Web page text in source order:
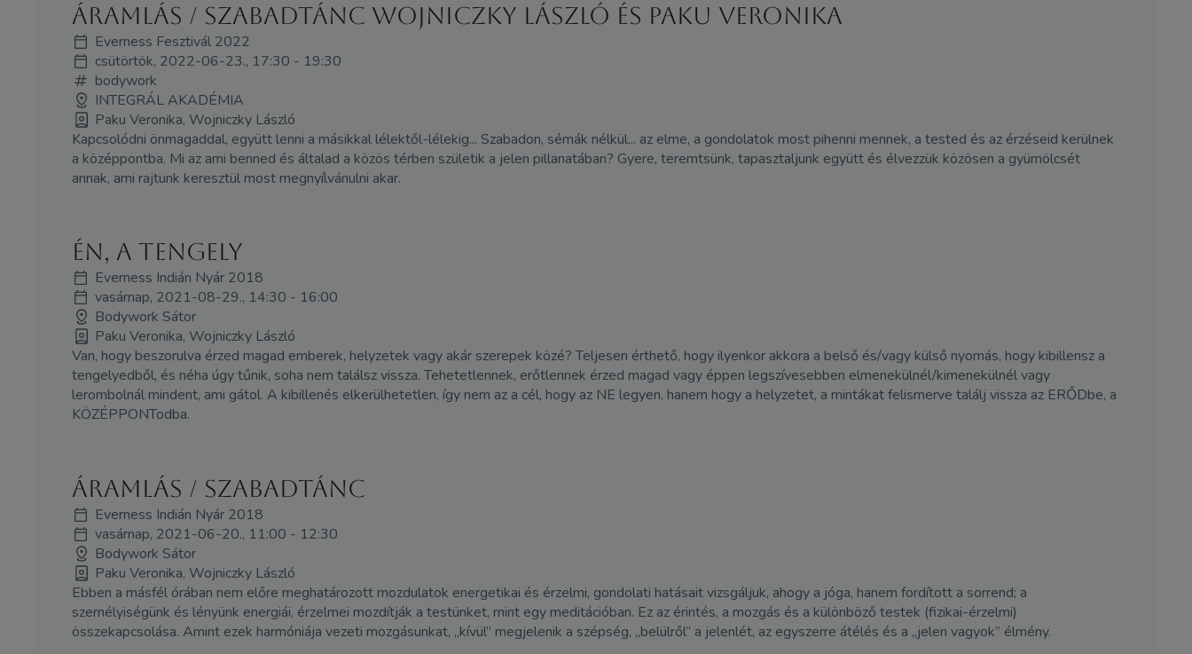
Áramlás / Szabadtánc Wojniczky László és Paku Veronika
Everness Fesztivál 2022
csütörtök, 2022-06-23., 17:30 - 19:30
bodywork
INTEGRÁL AKADÉMIA
Paku Veronika, Wojniczky László
Kapcsolódni önmagaddal, együtt lenni a másikkal lélektől-lélekig... Szabadon, sémák nélkül... az elme, a gondolatok most pihenni mennek, a tested és az érzéseid kerülnek
a középpontba. Mi az ami benned és általad a közös térben születik a jelen pillanatában? Gyere, teremtsünk, tapasztaljunk együtt és élvezzük közösen a gyümölcsét
annak, ami rajtunk keresztül most megnyílvánulni akar.
Én, a tengely
Everness Indián Nyár 2018
vasárnap, 2021-08-29., 14:30 - 16:00
Bodywork Sátor
Paku Veronika, Wojniczky László
Van, hogy beszorulva érzed magad emberek, helyzetek vagy akár szerepek közé? Teljesen érthető, hogy ilyenkor akkora a belső és/vagy külső nyomás, hogy kibillensz a
tengelyedből, és néha úgy tűnik, soha nem találsz vissza. Tehetetlennek, erőtlennek érzed magad vagy éppen legszívesebben elmenekülnél/kimenekülnél vagy
lerombolnál mindent, ami gátol. A kibillenés elkerülhetetlen, így nem az a cél, hogy az NE legyen, hanem hogy a helyzetet, a mintákat felismerve találj vissza az ERŐDbe, a
KÖZÉPPONTodba.
Áramlás / Szabadtánc
Everness Indián Nyár 2018
vasárnap, 2021-06-20., 11:00 - 12:30
Bodywork Sátor
Paku Veronika, Wojniczky László
Ebben a másfél órában nem előre meghatározott mozdulatok energetikai és érzelmi, gondolati hatásait vizsgáljuk, ahogy a jóga, hanem fordított a sorrend; a
személyiségünk és lényünk energiái, érzelmei mozdítják a testünket, mint egy meditációban. Ez az érintés, a mozgás és a különböző testek (fizikai-érzelmi)
összekapcsolása. Amint ezek harmóniája vezeti mozgásunkat, „kívül” megjelenik a szépség, „belülről” a jelenlét, az egyszerre átélés és a „jelen vagyok” élmény.